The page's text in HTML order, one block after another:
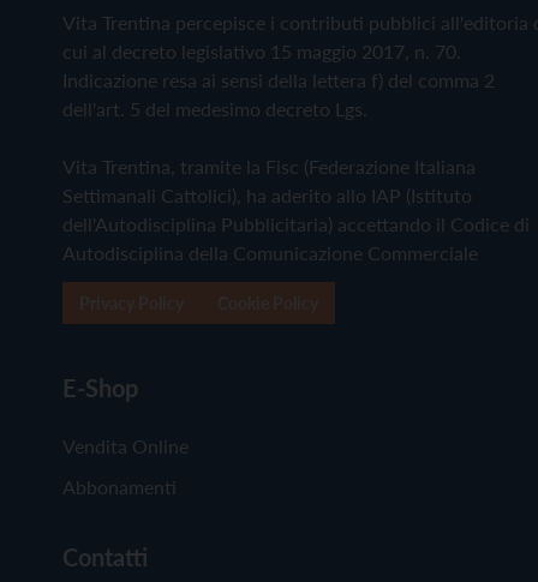
Vita Trentina percepisce i contributi pubblici all'editoria
cui al decreto legislativo 15 maggio 2017, n. 70.
Indicazione resa ai sensi della lettera f) del comma 2
dell'art. 5 del medesimo decreto Lgs.
Vita Trentina, tramite la Fisc (Federazione Italiana
Settimanali Cattolici), ha aderito allo IAP (Istituto
dell'Autodisciplina Pubblicitaria) accettando il Codice di
Autodisciplina della Comunicazione Commerciale
E-Shop
Vendita Online
Abbonamenti
Contatti